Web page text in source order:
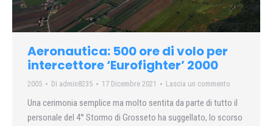
Aeronautica: 500 ore di volo per
intercettore ‘Eurofighter’ 2000
2005 Di admin8235 17 Dicembre 2021 Lascia un commento
Una cerimonia semplice ma molto sentita da parte di tutto il
personale del 4° Stormo di Grosseto ha suggellato, lo scorso